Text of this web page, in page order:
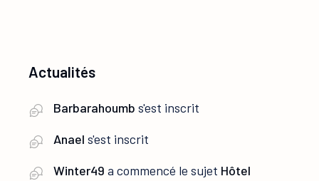
Actualités
Barbarahoumb s'est inscrit
Anael s'est inscrit
Winter49 a commencé le sujet Hôtel